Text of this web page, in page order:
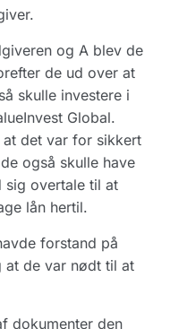
og A blev de
de ud over at
skulle investere i
Global.
at det var for sikkert
også skulle have
sig overtale til at
lån hertil.
forstand på
at de var nødt til at
dokumenter den